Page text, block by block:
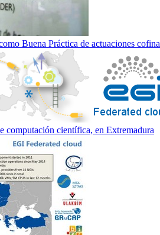
Buena Práctica de actuaciones
computación científica, en Extremadura